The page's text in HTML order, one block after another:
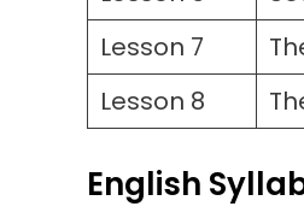
Lesson 7
Lesson 8
English